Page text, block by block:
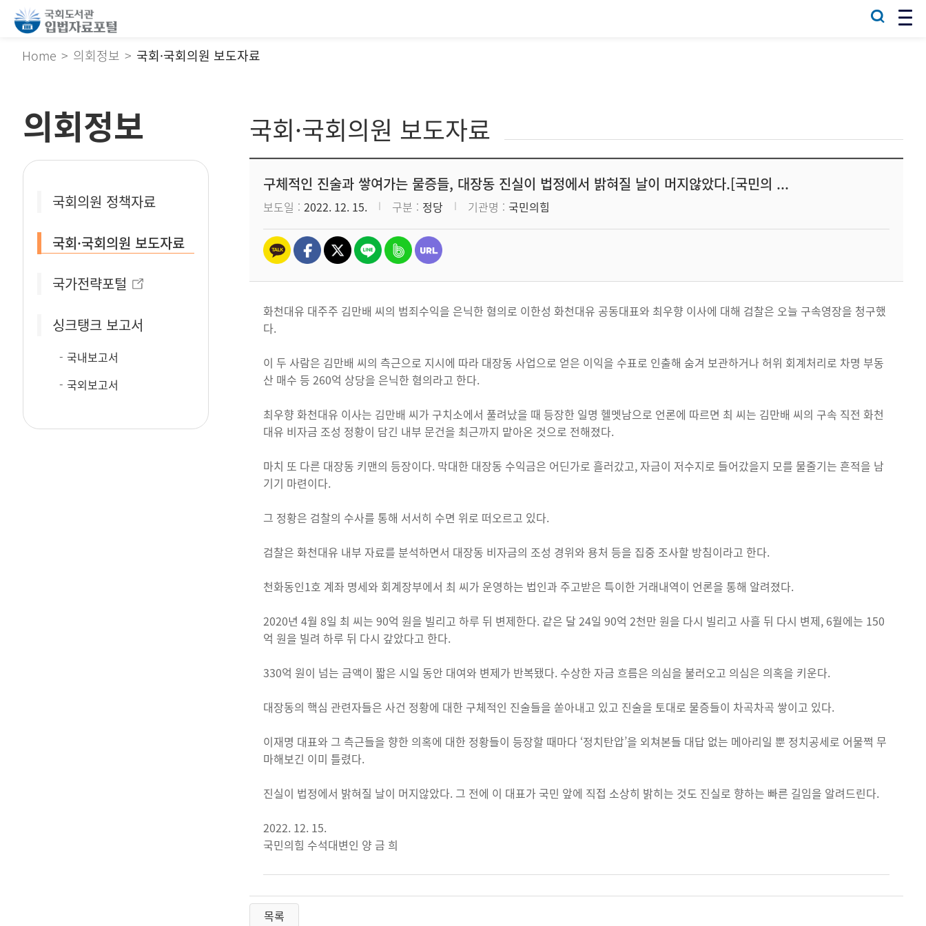
Home 의회정보 국회·국회의원 보도자료
의회정보
국회의원 정책자료
국회·국회의원 보도자료
국가전략포털
싱크탱크 보고서
국내보고서
국외보고서
국회·국회의원 보도자료
구체적인 진술과 쌓여가는 물증들, 대장동 진실이 법정에서 밝혀질 날이 머지않았다.[국민의 ...
보도일 2022. 12. 15. 구분 정당 기관명 국민의힘
화천대유 대주주 김만배 씨의 범죄수익을 은닉한 혐의로 이한성 화천대유 공동대표와 최우향 이사에 대해 검찰은 오늘 구속영장을 청구했
다.
이 두 사람은 김만배 씨의 측근으로 지시에 따라 대장동 사업으로 얻은 이익을 수표로 인출해 숨겨 보관하거나 허위 회계처리로 차명 부동
산 매수 등 260억 상당을 은닉한 혐의라고 한다.
최우향 화천대유 이사는 김만배 씨가 구치소에서 풀려났을 때 등장한 일명 헬멧남으로 언론에 따르면 최 씨는 김만배 씨의 구속 직전 화천
대유 비자금 조성 정황이 담긴 내부 문건을 최근까지 맡아온 것으로 전해졌다.
마치 또 다른 대장동 키맨의 등장이다. 막대한 대장동 수익금은 어딘가로 흘러갔고, 자금이 저수지로 들어갔을지 모를 물줄기는 흔적을 남
기기 마련이다.
그 정황은 검찰의 수사를 통해 서서히 수면 위로 떠오르고 있다.
검찰은 화천대유 내부 자료를 분석하면서 대장동 비자금의 조성 경위와 용처 등을 집중 조사할 방침이라고 한다.
천화동인1호 계좌 명세와 회계장부에서 최 씨가 운영하는 법인과 주고받은 특이한 거래내역이 언론을 통해 알려졌다.
2020년 4월 8일 최 씨는 90억 원을 빌리고 하루 뒤 변제한다. 같은 달 24일 90억 2천만 원을 다시 빌리고 사흘 뒤 다시 변제, 6월에는 150
억 원을 빌려 하루 뒤 다시 갚았다고 한다.
330억 원이 넘는 금액이 짧은 시일 동안 대여와 변제가 반복됐다. 수상한 자금 흐름은 의심을 불러오고 의심은 의혹을 키운다.
대장동의 핵심 관련자들은 사건 정황에 대한 구체적인 진술들을 쏟아내고 있고 진술을 토대로 물증들이 차곡차곡 쌓이고 있다.
이재명 대표와 그 측근들을 향한 의혹에 대한 정황들이 등장할 때마다 ‘정치탄압’을 외쳐본들 대답 없는 메아리일 뿐 정치공세로 어물쩍 무
마해보긴 이미 틀렸다.
진실이 법정에서 밝혀질 날이 머지않았다. 그 전에 이 대표가 국민 앞에 직접 소상히 밝히는 것도 진실로 향하는 빠른 길임을 알려드린다.
2022. 12. 15.
국민의힘 수석대변인 양 금 희
목록